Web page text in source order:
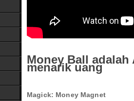
Money Ball
menarik uang
Magick: Money Magnet